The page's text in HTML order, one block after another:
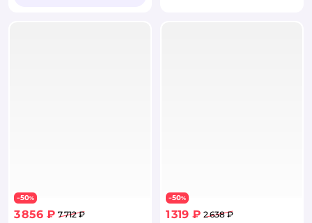
−50%
3 856 ₽ 7 712 ₽
−50%
1 319 ₽ 2 638 ₽